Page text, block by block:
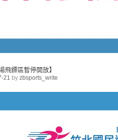
飛鏢區暫停開放】
21 by zbsports_write